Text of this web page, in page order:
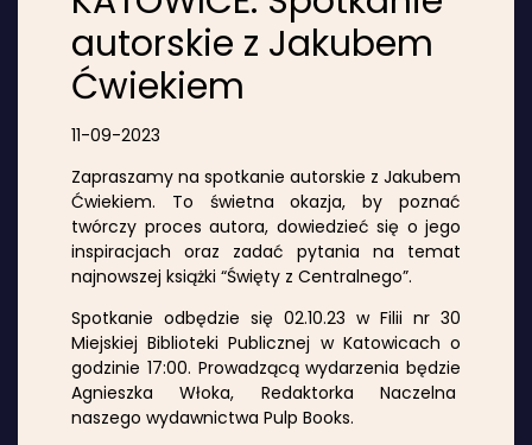
autorskie z Jakubem
Ćwiekiem
11-09-2023
Zapraszamy na spotkanie autorskie z Jakubem
Ćwiekiem. To świetna okazja, by poznać
twórczy proces autora, dowiedzieć się o jego
inspiracjach oraz zadać pytania na temat
najnowszej książki “Święty z Centralnego”.
Spotkanie odbędzie się 02.10.23 w Filii nr 30
Miejskiej Biblioteki Publicznej w Katowicach o
godzinie 17:00. Prowadzącą wydarzenia będzie
Agnieszka Włoka, Redaktorka Naczelna
naszego wydawnictwa Pulp Books.